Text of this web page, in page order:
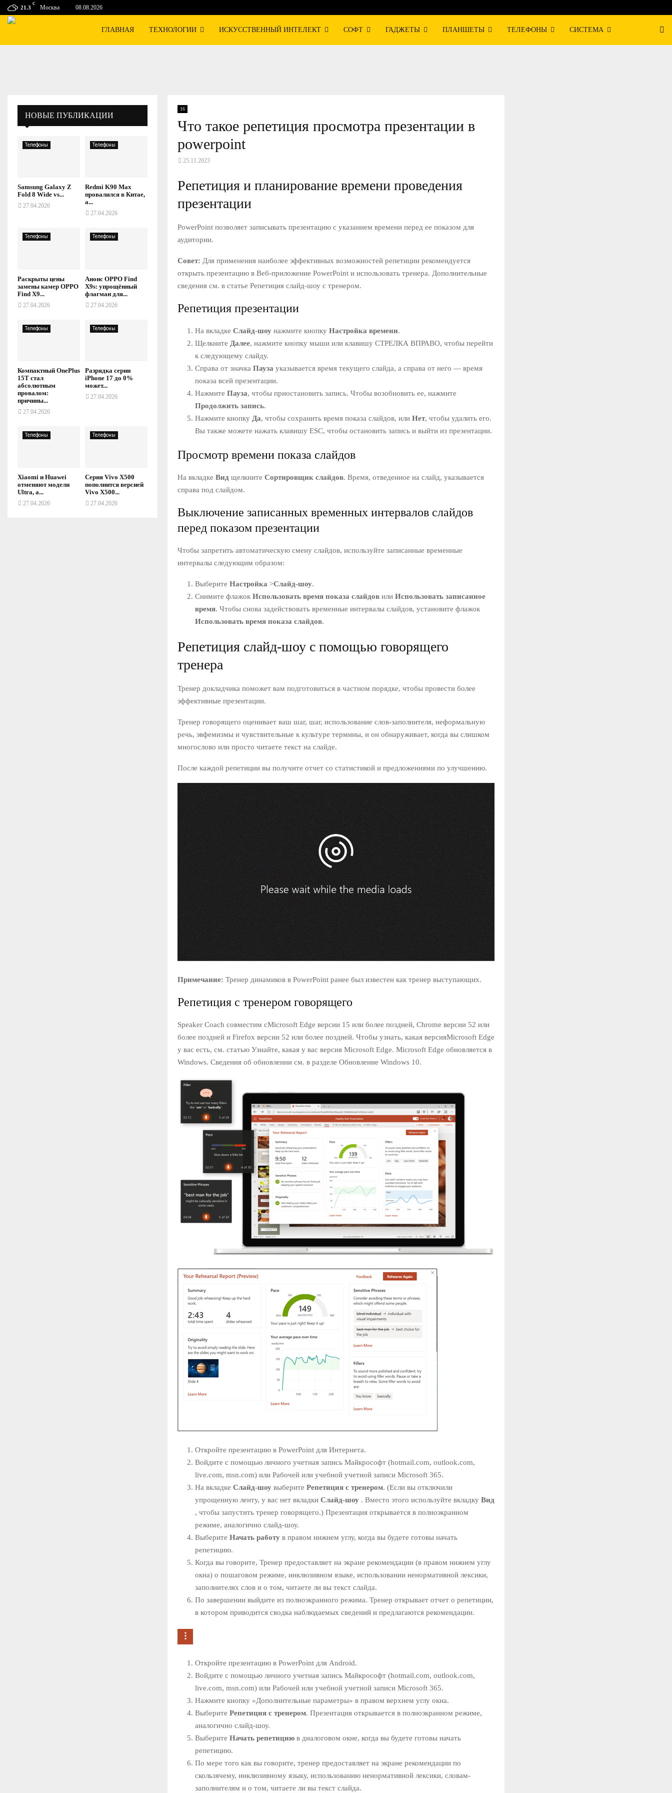
21.3
C
Москва 08.08.2026
ГЛАВНАЯ ТЕХНОЛОГИИ ИСКУССТВЕННЫЙ ИНТЕЛЕКТ СОФТ ГАДЖЕТЫ ПЛАНШЕТЫ ТЕЛЕФОНЫ СИСТЕМА
16
Что такое репетиция просмотра презентации в
powerpoint
25.11.2023
Репетиция и планирование времени проведения
презентации
PowerPoint позволяет записывать презентацию с указанием времени перед ее показом для
аудитории.
Совет: Для применения наиболее эффективных возможностей репетиции рекомендуется
открыть презентацию в Веб-приложение PowerPoint и использовать тренера. Дополнительные
сведения см. в статье Репетиция слайд-шоу с тренером.
Репетиция презентации
На вкладке Слайд-шоу нажмите кнопку Настройка времени.
Щелкните Далее, нажмите кнопку мыши или клавишу СТРЕЛКА ВПРАВО, чтобы перейти
к следующему слайду.
Справа от значка Пауза указывается время текущего слайда, а справа от него — время
показа всей презентации.
Нажмите Пауза, чтобы приостановить запись. Чтобы возобновить ее, нажмите
Продолжить запись.
Нажмите кнопку Да, чтобы сохранить время показа слайдов, или Нет, чтобы удалить его.
Вы также можете нажать клавишу ESC, чтобы остановить запись и выйти из презентации.
Просмотр времени показа слайдов
На вкладке Вид щелкните Сортировщик слайдов. Время, отведенное на слайд, указывается
справа под слайдом.
Выключение записанных временных интервалов слайдов
перед показом презентации
Чтобы запретить автоматическую смену слайдов, используйте записанные временные
интервалы следующим образом:
Выберите Настройка >Слайд-шоу.
Снимите флажок Использовать время показа слайдов или Использовать записанное
время. Чтобы снова задействовать временные интервалы слайдов, установите флажок
Использовать время показа слайдов.
Репетиция слайд-шоу с помощью говорящего
тренера
Тренер докладчика поможет вам подготовиться в частном порядке, чтобы провести более
эффективные презентации.
Тренер говорящего оценивает ваш шаг, шаг, использование слов-заполнителя, неформальную
речь, эвфемизмы и чувствительные к культуре термины, и он обнаруживает, когда вы слишком
многослово или просто читаете текст на слайде.
После каждой репетиции вы получите отчет со статистикой и предложениями по улучшению.
Примечание: Тренер динамиков в PowerPoint ранее был известен как тренер выступающих.
Репетиция с тренером говорящего
Speaker Coach совместим сMicrosoft Edge версии 15 или более поздней, Chrome версии 52 или
более поздней и Firefox версии 52 или более поздней. Чтобы узнать, какая версияMicrosoft Edge
у вас есть, см. статью Узнайте, какая у вас версия Microsoft Edge. Microsoft Edge обновляется в
Windows. Сведения об обновлении см. в разделе Обновление Windows 10.
Откройте презентацию в PowerPoint для Интернета.
Войдите с помощью личного учетная запись Майкрософт (hotmail.com, outlook.com,
live.com, msn.com) или Рабочей или учебной учетной записи Microsoft 365.
На вкладке Слайд-шоу выберите Репетиция с тренером. (Если вы отключили
упрощенную ленту, у вас нет вкладки Слайд-шоу . Вместо этого используйте вкладку Вид
, чтобы запустить тренер говорящего.) Презентация открывается в полноэкранном
режиме, аналогично слайд-шоу.
Выберите Начать работу в правом нижнем углу, когда вы будете готовы начать
репетицию.
Когда вы говорите, Тренер предоставляет на экране рекомендации (в правом нижнем углу
окна) о пошаговом режиме, инклюзивном языке, использовании ненормативной лексики,
заполнителях слов и о том, читаете ли вы текст слайда.
По завершении выйдите из полноэкранного режима. Тренер открывает отчет о репетиции,
в котором приводится сводка наблюдаемых сведений и предлагаются рекомендации.
Откройте презентацию в PowerPoint для Android.
Войдите с помощью личного учетная запись Майкрософт (hotmail.com, outlook.com,
live.com, msn.com) или Рабочей или учебной учетной записи Microsoft 365.
Нажмите кнопку «Дополнительные параметры» в правом верхнем углу окна.
Выберите Репетиция с тренером. Презентация открывается в полноэкранном режиме,
аналогично слайд-шоу.
Выберите Начать репетицию в диалоговом окне, когда вы будете готовы начать
репетицию.
По мере того как вы говорите, тренер предоставляет на экране рекомендации по
скользячему, инклюзивному языку, использованию ненормативной лексики, словам-
заполнителям и о том, читаете ли вы текст слайда.
НОВЫЕ ПУБЛИКАЦИИ
Телефоны
Samsung Galaxy Z
Fold 8 Wide vs...
27.04.2026
Телефоны
Redmi K90 Max
провалился в Китае,
а...
27.04.2026
Телефоны
Раскрыты цены
замены камер OPPO
Find X9...
27.04.2026
Телефоны
Анонс OPPO Find
X9s: упрощённый
флагман для...
27.04.2026
Телефоны
Компактный OnePlus
15T стал
абсолютным
провалом:
причины...
27.04.2026
Телефоны
Разрядка серии
iPhone 17 до 0%
может...
27.04.2026
Телефоны
Xiaomi и Huawei
отменяют модели
Ultra, а...
27.04.2026
Телефоны
Серия Vivo X500
пополнится версией
Vivo X500...
27.04.2026